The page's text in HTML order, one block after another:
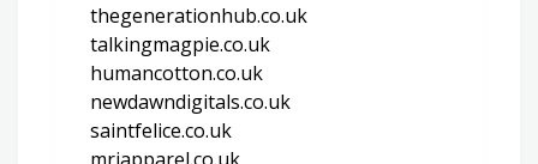
thegenerationhub.co.uk
talkingmagpie.co.uk
humancotton.co.uk
newdawndigitals.co.uk
saintfelice.co.uk